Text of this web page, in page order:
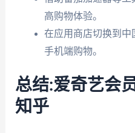
高购物体验。
在应用商店切换到中
手机端购物。
总结:爱奇艺会
知乎